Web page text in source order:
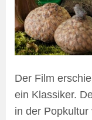
Der Film
ein Klassiker.
in der